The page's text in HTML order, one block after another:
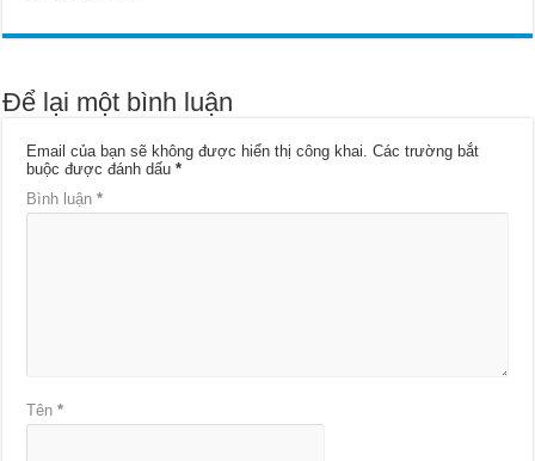
Để lại một bình luận
Email của bạn sẽ không được hiển thị công khai. Các trường bắt
buộc được đánh dấu*
Bình luận*
Tên*